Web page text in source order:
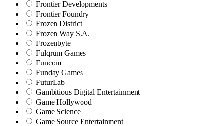
Frontier Developments
Frontier Foundry
Frozen District
Frozen Way S.A.
Frozenbyte
Fulqrum Games
Funcom
Funday Games
FuturLab
Gambitious Digital Entertainment
Game Hollywood
Game Science
Game Source Entertainment